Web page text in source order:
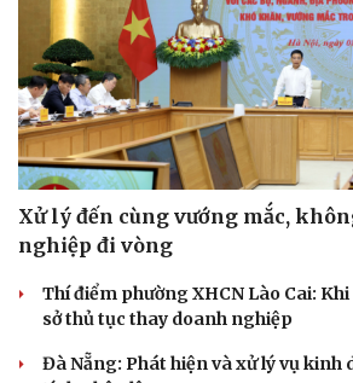
Xử lý đến cùng vướng mắc,
nghiệp đi vòng
Thí điểm phường XHCN Lào Cai:
sở thủ tục thay doanh nghiệp
Đà Nẵng: Phát hiện và xử lý vụ kinh